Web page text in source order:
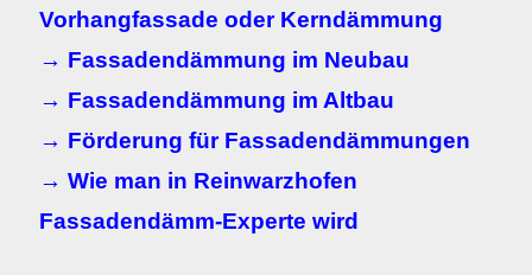
Vorhangfassade oder Kerndämmung
→ Fassadendämmung im Neubau
→ Fassadendämmung im Altbau
→ Förderung für Fassadendämmungen
→ Wie man in Reinwarzhofen
Fassadendämm-Experte wird